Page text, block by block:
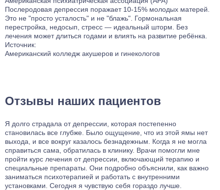
Послеродовая депрессия поражает 10-15% молодых матерей.
Это не "просто усталость" и не "блажь". Гормональная
перестройка, недосып, стресс — идеальный шторм. Без
лечения может длиться годами и влиять на развитие ребёнка.
Источник:
Американский колледж акушеров и гинекологов
Отзывы наших пациентов
Я долго страдала от депрессии, которая постепенно
становилась все глубже. Было ощущение, что из этой ямы нет
выхода, и все вокруг казалось безнадежным. Когда я не могла
справиться сама, обратилась в клинику. Врачи помогли мне
пройти курс лечения от депрессии, включающий терапию и
специальные препараты. Они подробно объяснили, как важно
заниматься психотерапией и работать с внутренними
установками. Сегодня я чувствую себя гораздо лучше.